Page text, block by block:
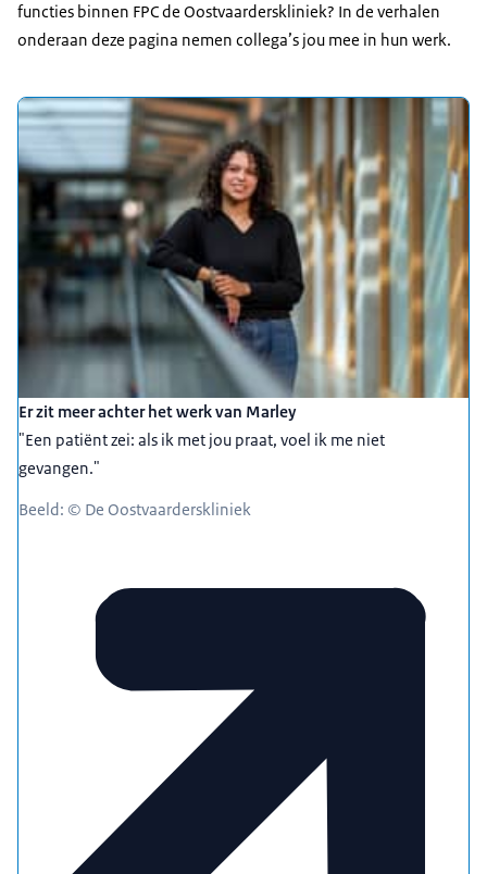
functies binnen FPC de Oostvaarderskliniek? In de verhalen
onderaan deze pagina nemen collega’s jou mee in hun werk.
Uitgelicht
Er zit meer achter het werk van Marley
"Een patiënt zei: als ik met jou praat, voel ik me niet
gevangen."
Beeld: © De Oostvaarderskliniek